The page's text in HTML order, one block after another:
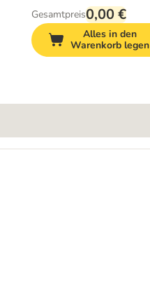
Gesamtpreis0,00 €
Alles in den
Warenkorb legen